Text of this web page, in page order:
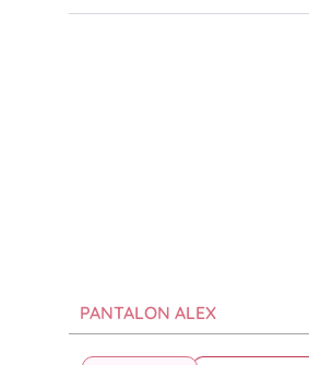
PANTALON ALEX